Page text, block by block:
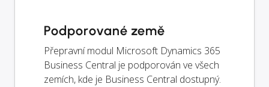
Podporované země
Přepravní modul Microsoft Dynamics 365
Business Central je podporován ve všech
zemích, kde je Business Central dostupný.